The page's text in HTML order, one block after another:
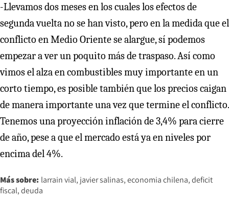
-Llevamos dos meses en los cuales los efectos de
segunda vuelta no se han visto, pero en la medida que el
conflicto en Medio Oriente se alargue, sí podemos
empezar a ver un poquito más de traspaso. Así como
vimos el alza en combustibles muy importante en un
corto tiempo, es posible también que los precios caigan
de manera importante una vez que termine el conflicto.
Tenemos una proyección inflación de 3,4% para cierre
de año, pese a que el mercado está ya en niveles por
encima del 4%.
Más sobre: larrain vial javier salinas economia chilena deficit
fiscal deuda